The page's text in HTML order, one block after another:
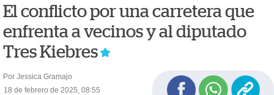
El conflicto por una carretera que
enfrenta a vecinos y al diputado
Tres Kiebres
Por Jessica Gramajo
18 de febrero de 2025, 08:55